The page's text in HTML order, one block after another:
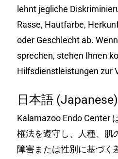
lehnt jegliche
Rasse, Hautfarbe,
oder Geschlecht ab.
sprechen, stehen Ihnen
Hilfsdienstleistungen zur
日本語 (Japanese)
Kalamazoo Endo Center
権法を遵守し、人種、肌
障害または性別に基づく